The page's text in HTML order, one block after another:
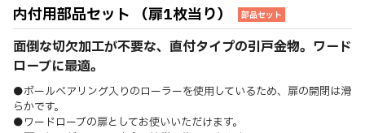
内付用部品セット （扉1枚当り） 部品セット
面倒な切欠加工が不要な、直付タイプの引戸金物。ワード
ローブに最適。
●ボールベアリング入りのローラーを使用しているため、扉の開閉は滑
らかです。
●ワードローブの扉としてお使いいただけます。